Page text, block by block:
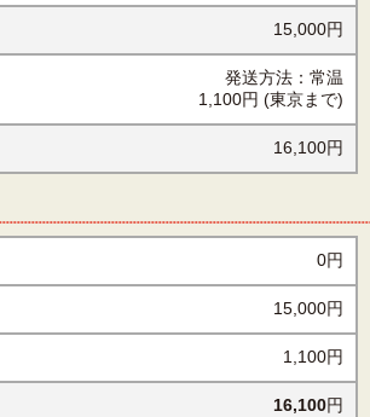
15,000円
発送方法：常温
1,100円 (東京まで)
16,100円
0円
15,000円
1,100円
16,100円